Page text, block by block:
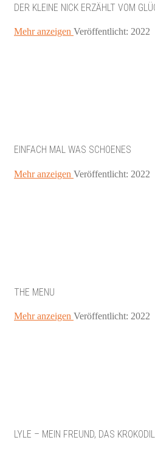
DER KLEINE NICK ERZÄHLT VOM
Mehr anzeigen Veröffentlicht: 2022
EINFACH MAL WAS SCHOENES
Mehr anzeigen Veröffentlicht: 2022
THE MENU
Mehr anzeigen Veröffentlicht: 2022
LYLE – MEIN FREUND, DAS KROKODIL